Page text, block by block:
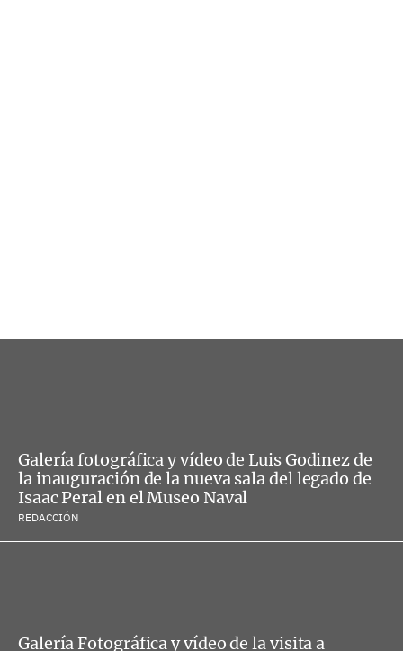
Galería fotográfica y vídeo de Luis Godinez de
la inauguración de la nueva sala del legado de
Isaac Peral en el Museo Naval
REDACCIÓN
Galería Fotográfica y vídeo de la visita a